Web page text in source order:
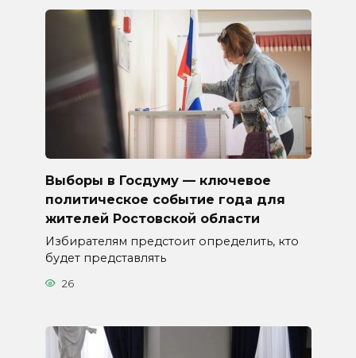
Выборы в Госдуму — ключевое
политическое событие года для
жителей Ростовской области
Избирателям предстоит определить, кто
будет представлять
26